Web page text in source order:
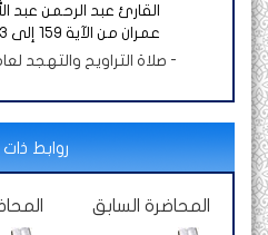
القارئ عبد الرحمن عبد الله
عمران من الآية 159 إلى 173
صلاة التراويح والتهجد لعام 1447 هـ
روابط ذات صلة
المحاضرة السابق